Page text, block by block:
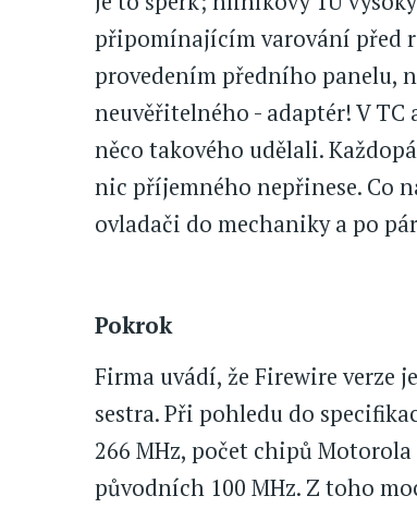
připomínajícím varování před
provedením předního panelu,
neuvěřitelného - adaptér! V
něco takového udělali.
nic příjemného nepřinese. Co
ovladači do mechaniky a po
Pokrok
Firma uvádí, že Firewire verze
sestra. Při pohledu do
266 MHz, počet chipů
původních 100 MHz. Z toho